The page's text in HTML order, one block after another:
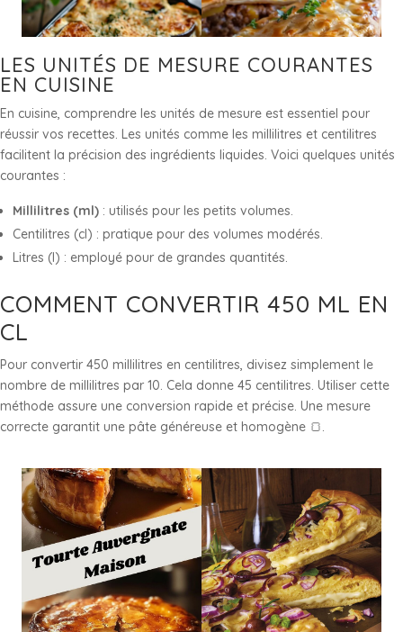
LES UNITÉS DE MESURE COURANTES
EN CUISINE
En cuisine, comprendre les unités de mesure est essentiel pour
réussir vos recettes. Les unités comme les millilitres et centilitres
facilitent la précision des ingrédients liquides. Voici quelques unités
courantes :
Millilitres (ml) : utilisés pour les petits volumes.
Centilitres (cl) : pratique pour des volumes modérés.
Litres (l) : employé pour de grandes quantités.
COMMENT CONVERTIR 450 ML EN
CL
Pour convertir 450 millilitres en centilitres, divisez simplement le
nombre de millilitres par 10. Cela donne 45 centilitres. Utiliser cette
méthode assure une conversion rapide et précise. Une mesure
correcte garantit une pâte généreuse et homogène 🍞.